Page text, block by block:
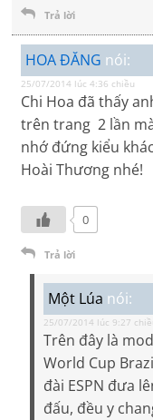
Trả lời
HOA ĐĂNG nói:
25/07/2014 lúc 4:36 chiều
Chi Hoa đã thấy
trên trang 2 lần
nhớ đứng kiểu
Hoài Thương nhé!
0
Trả lời
Một Lúa nói:
25/07/2014 lúc 9:27
Trên đây là
World Cup
đài ESPN đưa
đấu, đều y